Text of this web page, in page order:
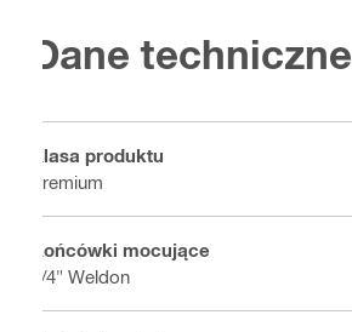
Dane techniczne
Klasa produktu
Premium
Końcówki mocujące
3/4" Weldon